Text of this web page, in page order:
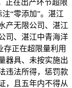
正在出产环节超限
“零添加”。湛江
产无限公司、湛江
司、湛江中青海洋
存正在超限量利用
器具、未按实施出
违法所得，惩罚款
，且五年内不得从